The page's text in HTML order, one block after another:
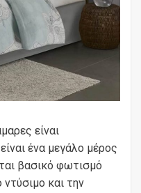
είναι
ένα μεγάλο μέρος
βασικό φωτισμό
και την